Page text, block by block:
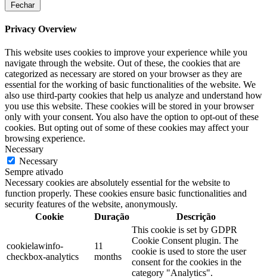
Fechar
Privacy Overview
This website uses cookies to improve your experience while you
navigate through the website. Out of these, the cookies that are
categorized as necessary are stored on your browser as they are
essential for the working of basic functionalities of the website. We
also use third-party cookies that help us analyze and understand how
you use this website. These cookies will be stored in your browser
only with your consent. You also have the option to opt-out of these
cookies. But opting out of some of these cookies may affect your
browsing experience.
Necessary
Necessary
Sempre ativado
Necessary cookies are absolutely essential for the website to
function properly. These cookies ensure basic functionalities and
security features of the website, anonymously.
Cookie
Duração Descrição
cookielawinfo-
checkbox-analytics
11
months
This cookie is set by GDPR
Cookie Consent plugin. The
cookie is used to store the user
consent for the cookies in the
category "Analytics".